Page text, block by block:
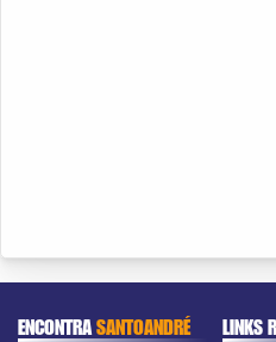
ENCONTRASANTOANDRÉ LINKS